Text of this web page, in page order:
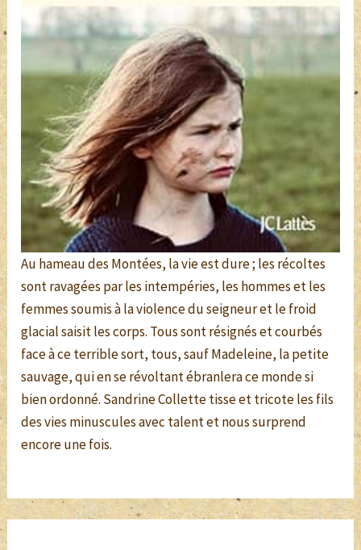
Au hameau des Montées, la vie est dure ; les récoltes
sont ravagées par les intempéries, les hommes et les
femmes soumis à la violence du seigneur et le froid
glacial saisit les corps. Tous sont résignés et courbés
face à ce terrible sort, tous, sauf Madeleine, la petite
sauvage, qui en se révoltant ébranlera ce monde si
bien ordonné. Sandrine Collette tisse et tricote les fils
des vies minuscules avec talent et nous surprend
encore une fois.